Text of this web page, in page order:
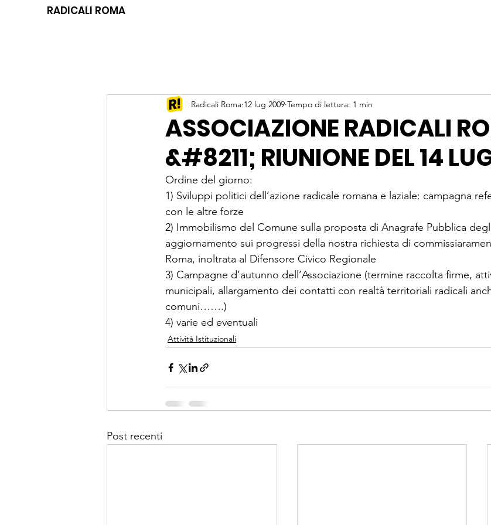
RADICALI ROMA
ASSOCIAZIONE RADICALI
&#8211; RIUNIONE DEL 14
Radicali Roma 12 lug 2009 Tempo di lettura: 1 min
Ordine del giorno:
1) Sviluppi politici dell’azione radicale romana e laziale: campagna
con le altre forze
2) Immobilismo del Comune sulla proposta di Anagrafe Pubblica
aggiornamento sui progressi della nostra richiesta di
Roma, inoltrata al Difensore Civico Regionale
3) Campagne d’autunno dell’Associazione (termine raccolta firme,
municipali, allargamento dei contatti con realtà territoriali radicali
comuni…….)
4) varie ed eventuali
Attività Istituzionali
Post recenti